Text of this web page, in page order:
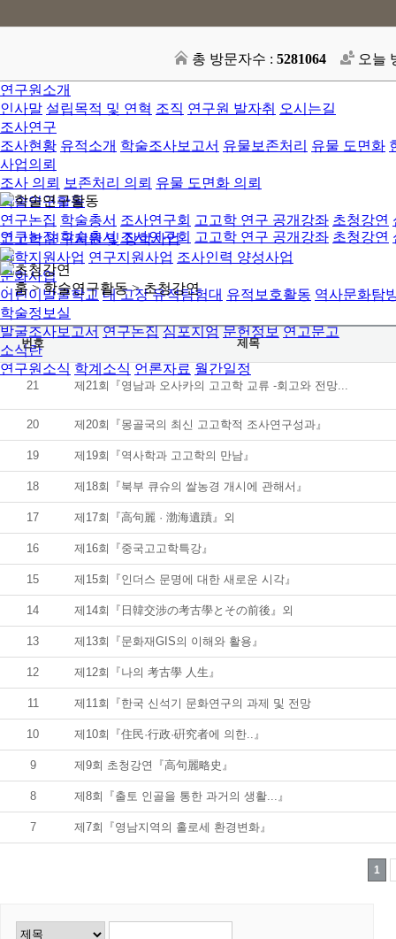
총 방문자수 : 5281064 오늘
연구원소개
인사말 설립목적 및 연혁 조직 연구원 발자취 오시는길
조사연구
조사현황 유적소개 학술조사보고서 유물보존처리 유물 도면화
사업의뢰
조사 의뢰
보존처리 의뢰 유물 도면화 의뢰
학술연구활동
연구논집 학술총서 조사연구회 고고학 연구 공개강좌 초청강연
고고학 연구지원 및 장학사업
장학지원사업 연구지원사업 조사인력 양성사업
문화사업
어린이발굴학교 내 고장 유적탐험대 유적보호활동 역사문화탐
학술정보실
발굴조사보고서 연구논집 심포지엄 문헌정보 연고문고
소식란
연구원소식 학계소식 언론자료 월간일정
연구논집 학술총서 조사연구회 고고학 연구 공개강좌 초청강연
ㆍ홈 > 학술연구활동 >초청강연
번호 제목
21 제21회『영남과 오사카의 고고학 교류 -회고와 전망...
20 제20회『몽골국의 최신 고고학적 조사연구성과』
19 제19회『역사학과 고고학의 만남』
18 제18회『북부 큐슈의 쌀농경 개시에 관해서』
17 제17회『高句麗 · 渤海遺蹟』외
16 제16회『중국고고학특강』
15 제15회『인더스 문명에 대한 새로운 시각』
14 제14회『日韓交涉の考古學とその前後』외
13 제13회『문화재GIS의 이해와 활용』
12 제12회『나의 考古學 人生』
11 제11회『한국 신석기 문화연구의 과제 및 전망
10 제10회『住民·行政·硏究者에 의한..』
9 제9회 초청강연『高句麗略史』
8 제8회『출토 인골을 통한 과거의 생활...』
7 제7회『영남지역의 홀로세 환경변화』
1